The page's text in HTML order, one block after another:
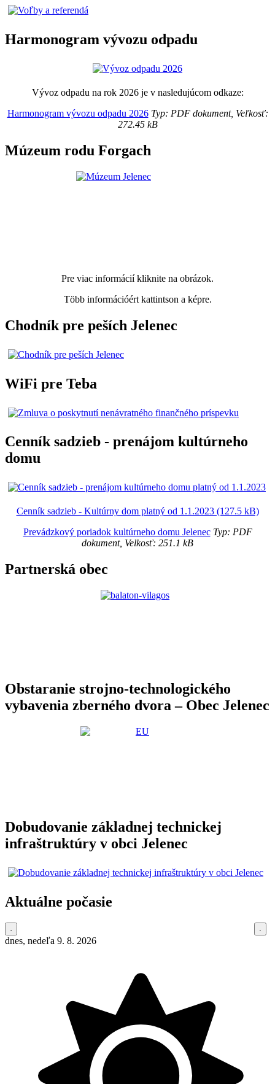
Harmonogram vývozu odpadu
Vývoz odpadu na rok 2026 je v nasledujúcom odkaze:
Harmonogram vývozu odpadu 2026Typ: PDF dokument, Veľkosť:
272.45 kB
Múzeum rodu Forgach
Pre viac informácií kliknite na obrázok.
Több információért kattintson a képre.
Chodník pre peších Jelenec
WiFi pre Teba
Cenník sadzieb - prenájom kultúrneho
domu
Cenník sadzieb - Kultúrny dom platný od 1.1.2023 (127.5 kB)
Prevádzkový poriadok kultúrneho domu JelenecTyp: PDF
dokument, Velkosť: 251.1 kB
Partnerská obec
Obstaranie strojno-technologického
vybavenia zberného dvora – Obec Jelenec
Dobudovanie základnej technickej
infraštruktúry v obci Jelenec
Aktuálne počasie
dnes, nedeľa 9. 8. 2026